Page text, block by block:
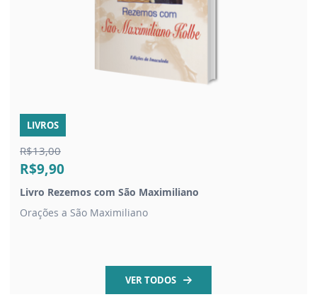
LIVROS
R$13,00
R$9,90
Livro Rezemos com São Maximiliano
Orações a São Maximiliano
VER TODOS